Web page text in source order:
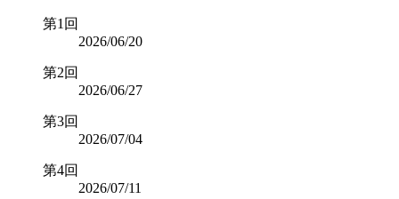
第1回
2026/06/20
第2回
2026/06/27
第3回
2026/07/04
第4回
2026/07/11